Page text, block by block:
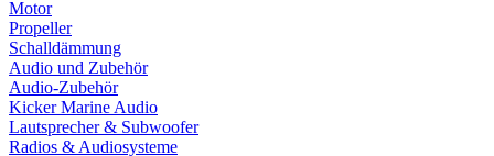
Motor
Propeller
Schalldämmung
Audio und Zubehör
Audio-Zubehör
Kicker Marine Audio
Lautsprecher & Subwoofer
Radios & Audiosysteme